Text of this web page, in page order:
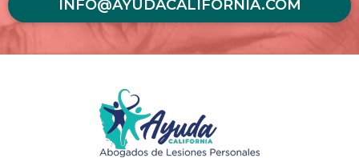
INFO@AYUDACALIFORNIA.COM